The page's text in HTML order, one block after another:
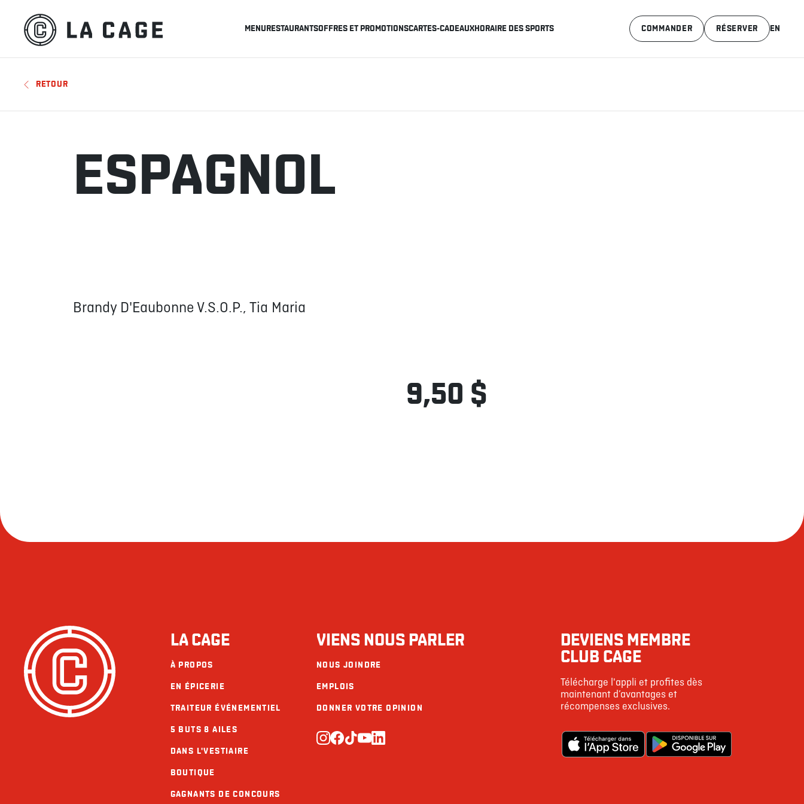
MENURESTAURANTSOFFRES ET PROMOTIONSCARTES-CADEAUXHORAIRE DES SPORTS RÉSERVER
COMMANDER EN
RETOUR
ESPAGNOL
Brandy D'Eaubonne V.S.O.P., Tia Maria
9,50 $
LA CAGE
À PROPOS
EN ÉPICERIE
TRAITEUR ÉVÉNEMENTIEL
5 BUTS 8 AILES
DANS L'VESTIAIRE
BOUTIQUE
GAGNANTS DE CONCOURS
VIENS NOUS PARLER
NOUS JOINDRE
EMPLOIS
DONNER VOTRE OPINION
DEVIENS MEMBRE
CLUB CAGE
Télécharge l'appli et profites dès
maintenant d’avantages et
récompenses exclusives.